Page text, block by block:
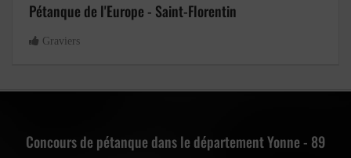
Pétanque de l'Europe - Saint-Florentin
Graviers
Concours de pétanque dans le département Yonne - 89